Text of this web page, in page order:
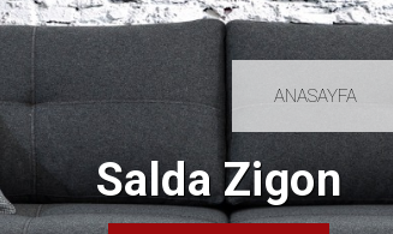
ANASAYFA
Salda Zigon